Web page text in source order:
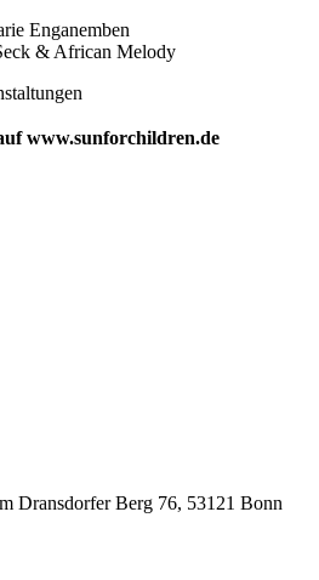
Enganemben
& African Melody
www.sunforchildren.de
Dransdorfer Berg 76, 53121 Bonn